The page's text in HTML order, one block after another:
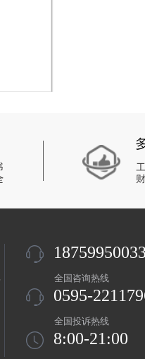
18759950033
全国咨询热线
0595-
全国投诉热线
8:00-21:00